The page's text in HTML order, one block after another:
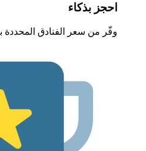
بذكاء
من سعر الفنادق المحددة بعد